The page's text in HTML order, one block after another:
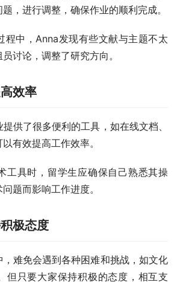
，进行调整，确保作业的顺利完成。
程中，Anna发现有些文献与主题不太
讨论，调整了研究方向。
效率
供了很多便利的工具，如在线文档、
有效提高工作效率。
工具时，留学生应确保自己熟悉其操
题而影响工作进度。
极态度
难免会遇到各种困难和挑战，如文化
但只要大家保持积极的态度，相互支